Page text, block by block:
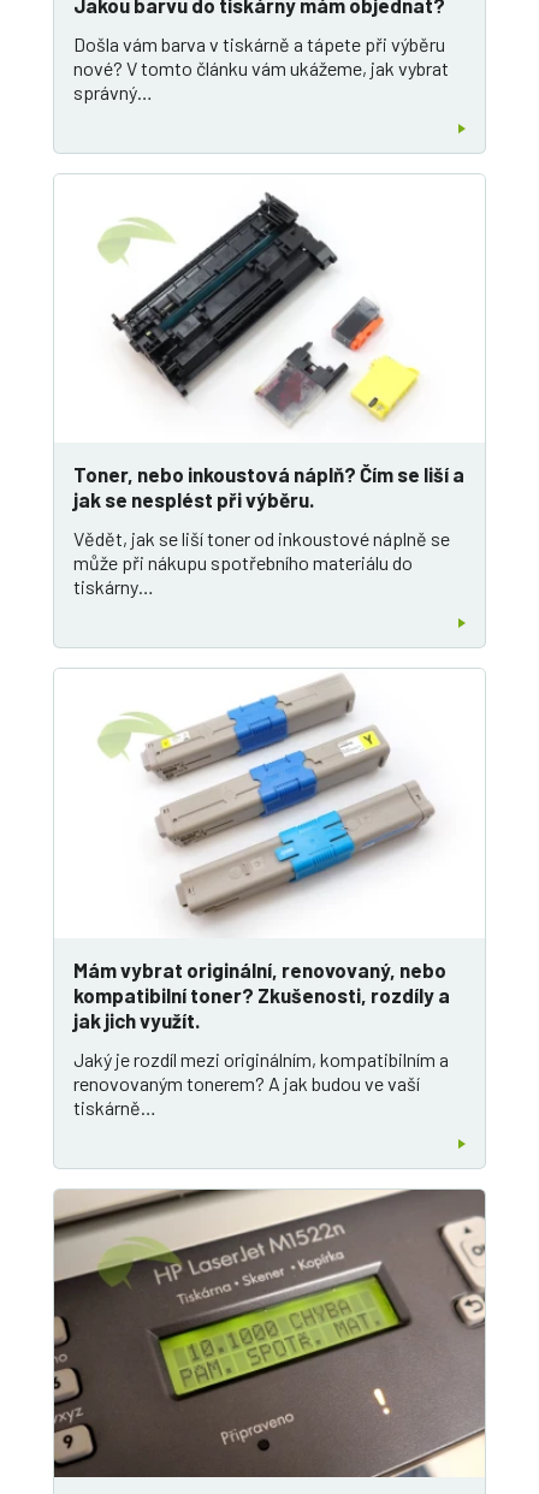
Jakou barvu do tiskárny mám objednat?
Došla vám barva v tiskárně a tápete při výběru
nové? V tomto článku vám ukážeme, jak vybrat
správný…
Toner, nebo inkoustová náplň? Čím se liší a
jak se nesplést při výběru.
Vědět, jak se liší toner od inkoustové náplně se
může při nákupu spotřebního materiálu do
tiskárny…
Mám vybrat originální, renovovaný, nebo
kompatibilní toner? Zkušenosti, rozdíly a
jak jich využít.
Jaký je rozdíl mezi originálním, kompatibilním a
renovovaným tonerem? A jak budou ve vaší
tiskárně…